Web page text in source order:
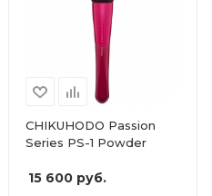
CHIKUHODO Passion
Series PS-1 Powder
15 600руб.